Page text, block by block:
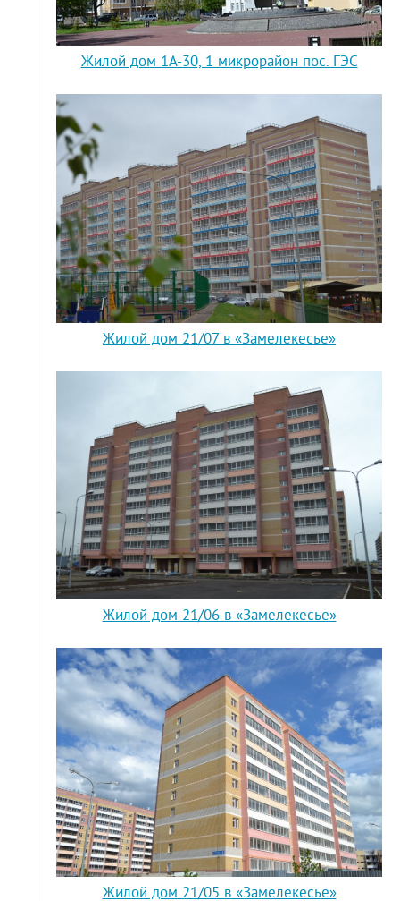
Жилой дом 1А-30, 1 микрорайон пос. ГЭС
Жилой дом 21/07 в «Замелекесье»
Жилой дом 21/06 в «Замелекесье»
Жилой дом 21/05 в «Замелекесье»